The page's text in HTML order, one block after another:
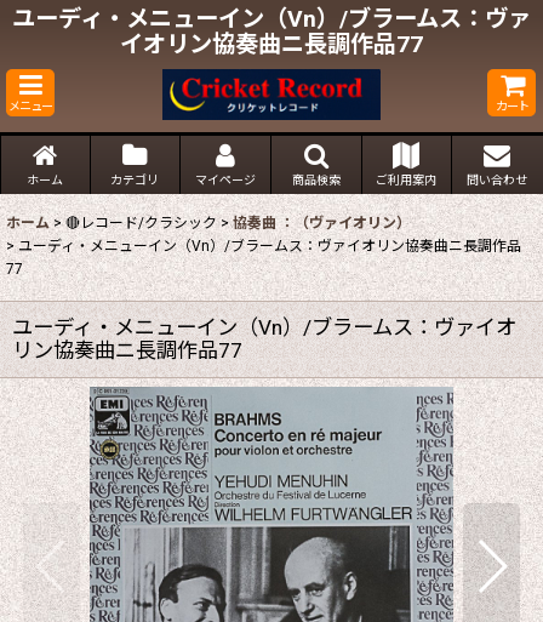
ユーディ・メニューイン（Vn）/ブラームス：ヴァ
イオリン協奏曲ニ長調作品77
メニュー カート
ホーム カテゴリ マイページ 商品検索 ご利用案内 問い合わせ
ホーム > 🔴レコード/クラシック > 協奏曲 ：（ヴァイオリン）
> ユーディ・メニューイン（Vn）/ブラームス：ヴァイオリン協奏曲ニ長調作品
77
ユーディ・メニューイン（Vn）/ブラームス：ヴァイオ
リン協奏曲ニ長調作品77